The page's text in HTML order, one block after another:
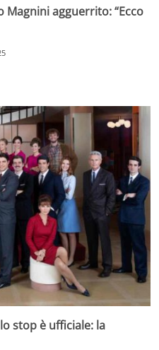
Magnini agguerrito: “Ecco
stop è ufficiale: la